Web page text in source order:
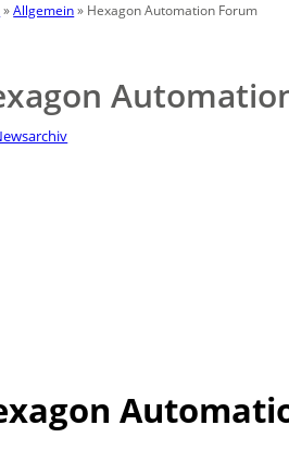
»Allgemein» Hexagon Automation Forum